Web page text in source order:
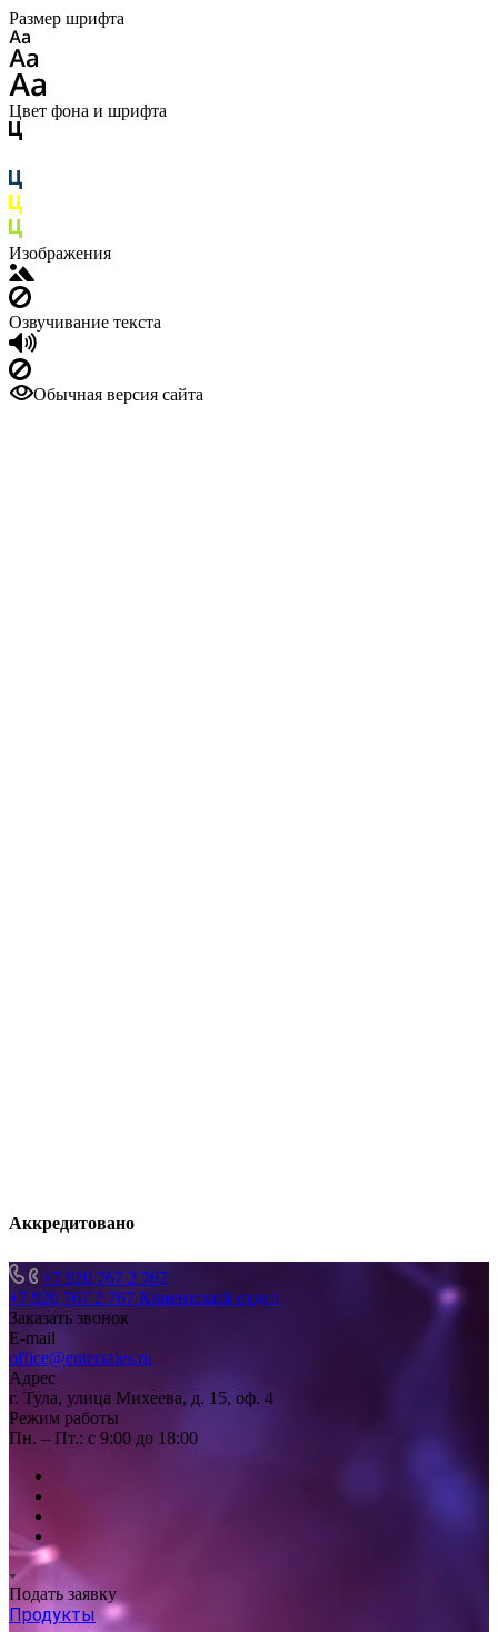
Размер шрифта
Цвет фона и шрифта
Изображения
Озвучивание текста
Обычная версия сайта
Аккредитовано
+7 920 767 2 767
+7 920 767 2 767 Клиентский отдел
Заказать звонок
E-mail
office@entersales.ru
Адрес
г. Тула, улица Михеева, д. 15, оф. 4
Режим работы
Пн. – Пт.: с 9:00 до 18:00
Подать заявку
Продукты